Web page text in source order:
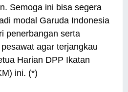
Semoga ini bisa segera
modal Garuda Indonesia
penerbangan serta
agar terjangkau
Harian DPP Ikatan
ini. (*)